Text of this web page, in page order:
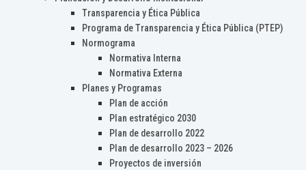
Transparencia y Ética Pública
Programa de Transparencia y Ética Pública (PTEP)
Normograma
Normativa Interna
Normativa Externa
Planes y Programas
Plan de acción
Plan estratégico 2030
Plan de desarrollo 2022
Plan de desarrollo 2023 – 2026
Proyectos de inversión